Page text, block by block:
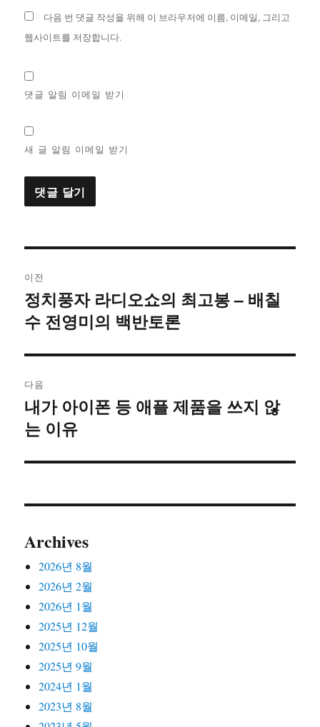
다음 번 댓글 작성을 위해 이 브라우저에 이름, 이메일, 그리고
웹사이트를 저장합니다.
댓글 알림 이메일 받기
새 글 알림 이메일 받기
탐
색
이전
이
전
정치풍자 라디오쇼의 최고봉 – 배칠
수 전영미의 백반토론
다음
다
음
내가 아이폰 등 애플 제품을 쓰지 않
는 이유
Archives
2026년 8월
2026년 2월
2026년 1월
2025년 12월
2025년 10월
2025년 9월
2024년 1월
2023년 8월